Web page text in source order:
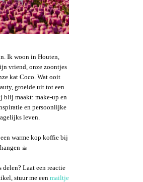
Ik woon in Houten,
vriend, onze zoontjes
kat Coco. Wat ooit
groeide uit tot een
blij maakt: make-up en
en persoonlijke
leven.
warme kop koffie bij
☕︎
Laat een reactie
stuur me een mailtje